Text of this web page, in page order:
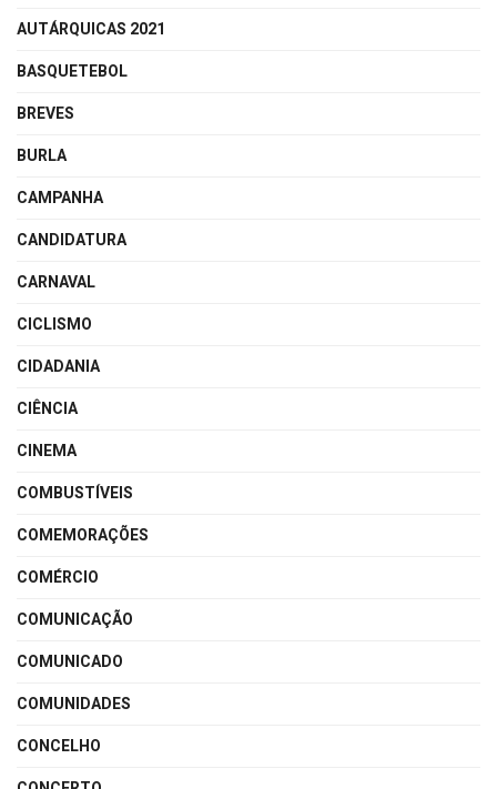
AUTÁRQUICAS 2021
BASQUETEBOL
BREVES
BURLA
CAMPANHA
CANDIDATURA
CARNAVAL
CICLISMO
CIDADANIA
CIÊNCIA
CINEMA
COMBUSTÍVEIS
COMEMORAÇÕES
COMÉRCIO
COMUNICAÇÃO
COMUNICADO
COMUNIDADES
CONCELHO